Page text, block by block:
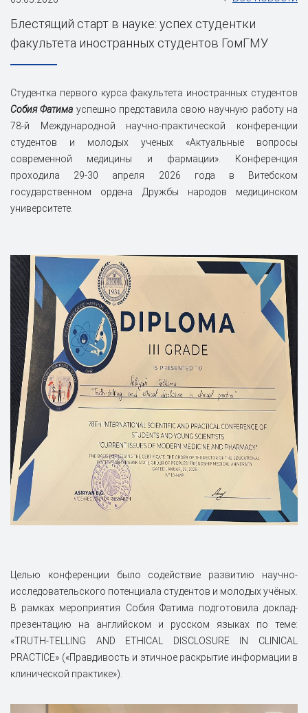
Блестящий старт в науке: успех студентки
факультета иностранных студентов ГомГМУ
Студентка первого курса факультета иностранных студентов
Собия Фатима успешно представила свою научную работу на
78-й Международной научно-практической конференции
студентов и молодых ученых «Актуальные вопросы
современной медицины и фармации». Конференция
проходила 29-30 апреля 2026 года в Витебском
государственном ордена Дружбы народов медицинском
университете.
Целью конференции было содействие развитию научно-
исследовательского потенциала студентов и молодых учёных.
В рамках мероприятия Собия Фатима подготовила доклад-
презентацию на английском и русском языках по теме:
«TRUTH-TELLING AND ETHICAL DISCLOSURE IN CLINICAL
PRACTICE» («Правдивость и этичное раскрытие информации в
клинической практике»).